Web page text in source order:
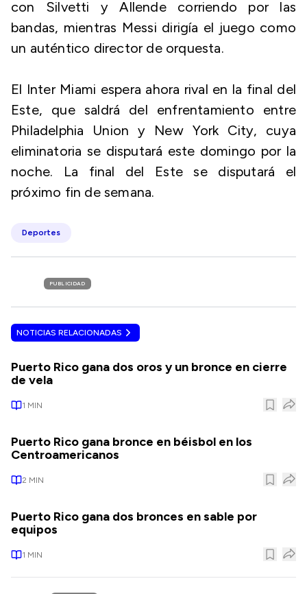
con Silvetti y Allende corriendo por las
bandas, mientras Messi dirigía el juego como
un auténtico director de orquesta.
El Inter Miami espera ahora rival en la final del
Este, que saldrá del enfrentamiento entre
Philadelphia Union y New York City, cuya
eliminatoria se disputará este domingo por la
noche. La final del Este se disputará el
próximo fin de semana.
Deportes
PUBLICIDAD
NOTICIAS RELACIONADAS
Puerto Rico gana dos oros y un bronce en cierre
de vela
1 MIN
Puerto Rico gana bronce en béisbol en los
Centroamericanos
2 MIN
Puerto Rico gana dos bronces en sable por
equipos
1 MIN